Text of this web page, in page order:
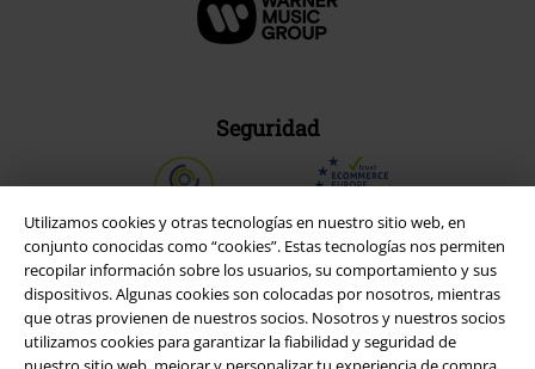
Utilizamos cookies y otras tecnologías en nuestro sitio web, en
conjunto conocidas como “cookies”. Estas tecnologías nos permiten
recopilar información sobre los usuarios, su comportamiento y sus
dispositivos. Algunas cookies son colocadas por nosotros, mientras
que otras provienen de nuestros socios. Nosotros y nuestros socios
utilizamos cookies para garantizar la fiabilidad y seguridad de
Seguridad